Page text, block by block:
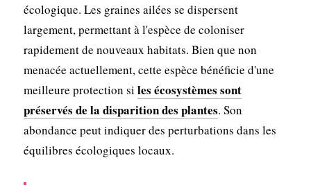
écologique. Les graines ailées se dispersent
largement, permettant à l'espèce de coloniser
rapidement de nouveaux habitats. Bien que non
menacée actuellement, cette espèce bénéficie d'une
meilleure protection si les écosystèmes sont
préservés de la disparition des plantes. Son
abondance peut indiquer des perturbations dans les
équilibres écologiques locaux.